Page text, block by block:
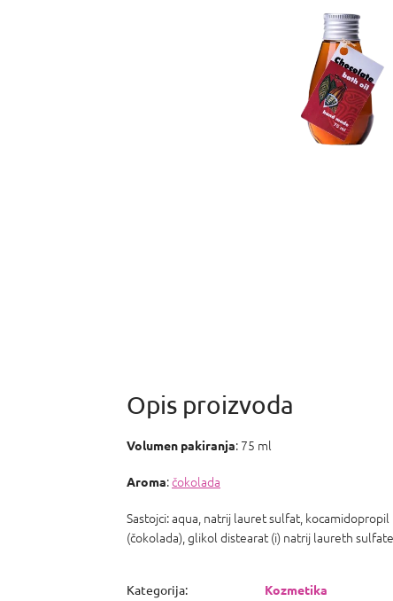
Volumen pakiranja: 75 ml
Aroma:čokolada
Sastojci: aqua, natrij lauret sulfat,
(čokolada), glikol distearat (i) natrij laureth
Kategorija:
Kozmetika